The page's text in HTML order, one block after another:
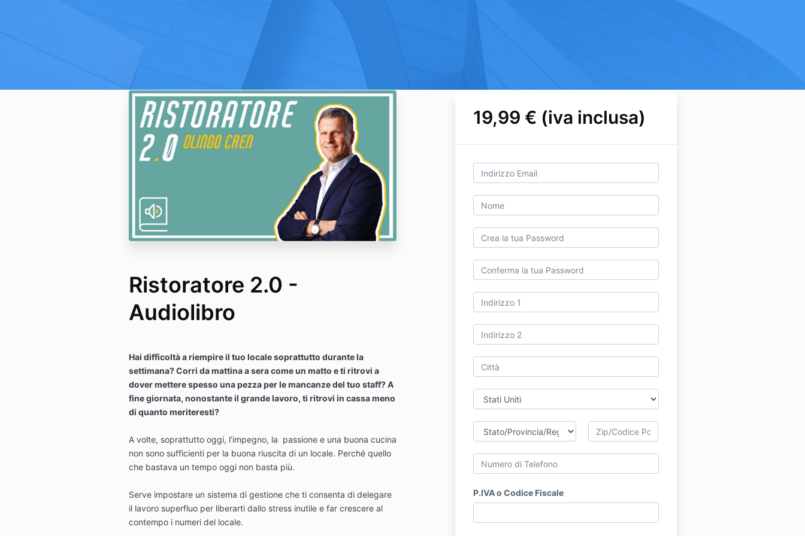
19,99 € (iva inclusa)
P.IVA o Codice Fiscale
Ristoratore 2.0 -
Audiolibro
Hai difficoltà a riempire il tuo locale soprattutto durante la
settimana? Corri da mattina a sera come un matto e ti ritrovi a
dover mettere spesso una pezza per le mancanze del tuo staff? A
fine giornata, nonostante il grande lavoro, ti ritrovi in cassa meno
di quanto meriteresti?
A volte, soprattutto oggi, l’impegno, la passione e una buona cucina
non sono sufficienti per la buona riuscita di un locale. Perché quello
che bastava un tempo oggi non basta più.
Serve impostare un sistema di gestione che ti consenta di delegare
il lavoro superfluo per liberarti dallo stress inutile e far crescere al
contempo i numeri del locale.